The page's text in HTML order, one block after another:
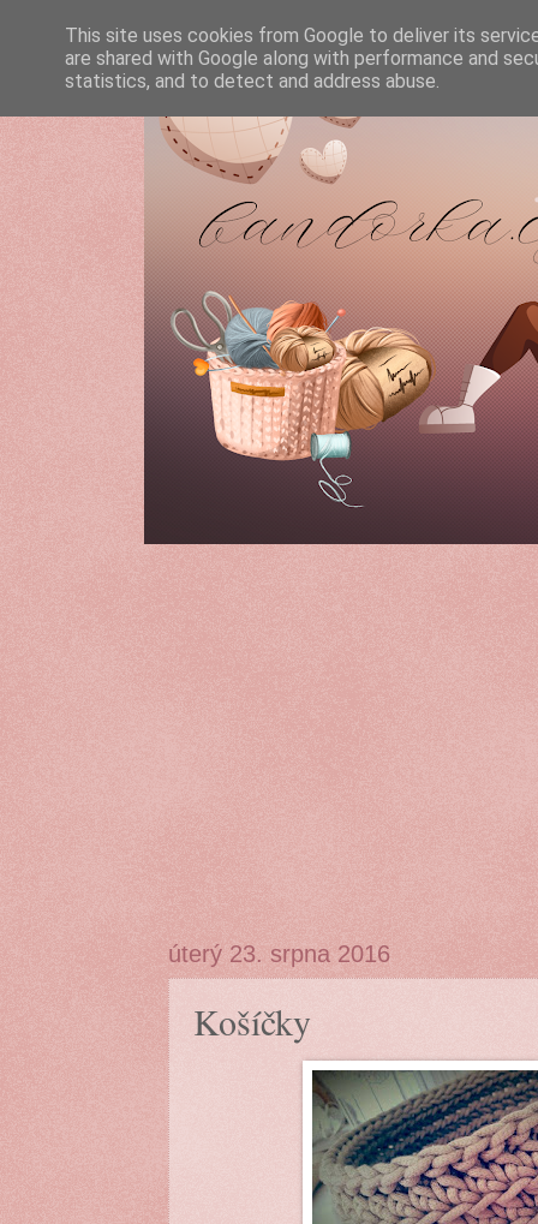
úterý 23. srpna 2016
Košíčky
This site uses cookies from Google to deliver its
are shared with Google along with performance and
statistics, and to detect and address abuse.